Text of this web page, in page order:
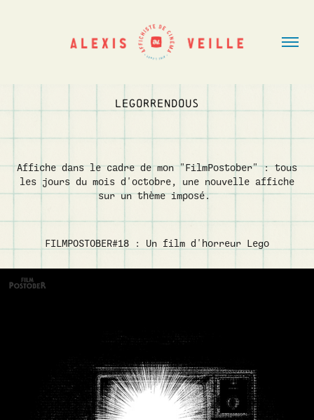
LEGORRENDOUS
Affiche dans le cadre de mon "FilmPostober" : tous
les jours du mois d'octobre, une nouvelle affiche
sur un thème imposé.
FILMPOSTOBER#18 : Un film d'horreur Lego